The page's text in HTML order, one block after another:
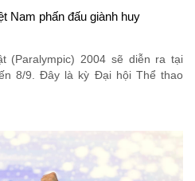
Nam phấn đấu giành huy
(Paralympic) 2004 sẽ diễn ra tại
8/9. Đây là kỳ Đại hội Thể thao